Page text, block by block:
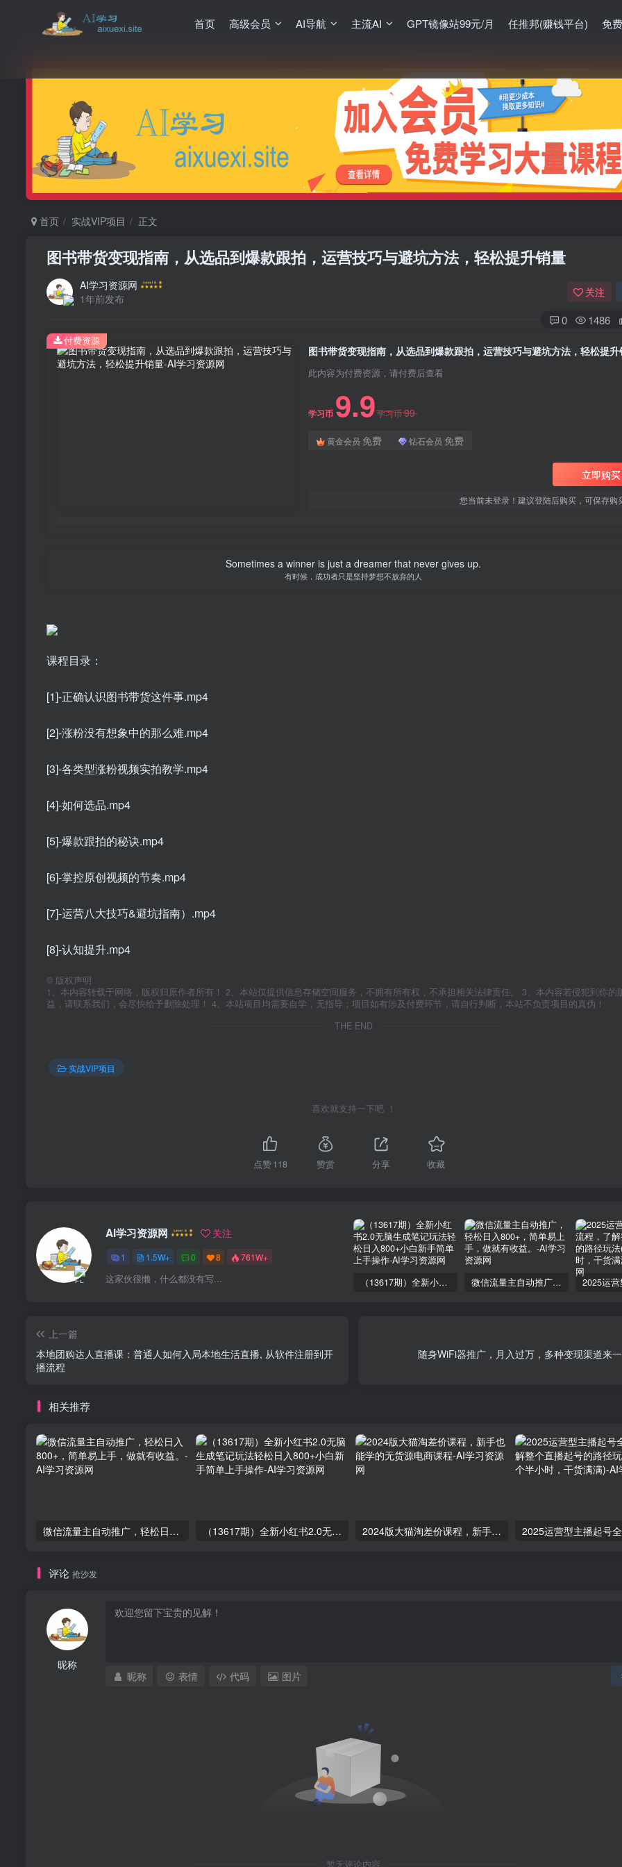
首页 高级会员 AI导航 主流AI GPT镜像站99元/月 任推邦(赚钱平台) 免
首页 实战VIP项目 正文
图书带货变现指南，从选品到爆款跟拍，运营技巧与避坑方法，轻松提升销量
AI学习资源网
1年前发布
关注
0 1486
图书带货变现指南，从选品到爆款跟拍，运营技巧与避坑方法，轻松提升
此内容为付费资源，请付费后查看
学习币 9.9学习币99
黄金会员 免费 钻石会员 免费
立即购买
您当前未登录！建议登陆后购买，可保存购
付费资源
Sometimes a winner is just a dreamer that never gives up.
有时候，成功者只是坚持梦想不放弃的人
课程目录：
[1]-正确认识图书带货这件事.mp4
[2]-涨粉没有想象中的那么难.mp4
[3]-各类型涨粉视频实拍教学.mp4
[4]-如何选品.mp4
[5]-爆款跟拍的秘诀.mp4
[6]-掌控原创视频的节奏.mp4
[7]-运营八大技巧&避坑指南）.mp4
[8]-认知提升.mp4
© 版权声明
1、本内容转载于网络，版权归原作者所有！ 2、本站仅提供信息存储空间服务，不拥有所有权，不承担相关法律责任。 3、本内容若侵犯到你的
益，请联系我们，会尽快给予删除处理！ 4、本站项目均需要自学，无指导；项目如有涉及付费环节，请自行判断，本站不负责项目的真伪！
THE END
实战VIP项目
喜欢就支持一下吧 ！
点赞118 赞赏 分享 收藏
AI学习资源网 关注
1 1.5W+ 0 8 761W+
这家伙很懒，什么都没有写... （13617期）全新小红书2.0无脑生成笔记玩法轻松日入800+小白新手简单上手操作 微信流量主自动推广，轻松日入800+，简单易上手，做就有收益。
上一篇
本地团购达人直播课：普通人如何入局本地生活直播, 从软件注册到开
播流程
随身WiFi器推广，月入过万，多种变现渠道来
相关推荐
微信流量主自动推广，轻松日入800+，简单易上手，做就有收益。 （13617期）全新小红书2.0无脑生成笔记玩法轻松日入800+小白新手简单上手操作 2024版大猫淘差价课程，新手也能学的无货源电商课程
评论 抢沙发
昵称
昵称 表情 代码 图片
暂无评论内容